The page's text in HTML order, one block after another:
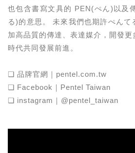
也包含書寫文具的 PEN(ぺん)以及
る)的意思。 未來我們也期許ぺんて
加高品質的傳達、表達媒介，開發
時代共同發展前進。
❏ 品牌官網｜pentel.com.tw
❏ Facebook｜Pentel Taiwan
❏ instagram｜@pentel_taiwan